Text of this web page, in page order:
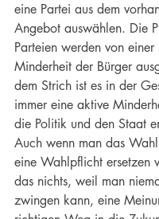
eine Partei aus dem
Angebot auswählen. Die
Parteien werden von einer
Minderheit der Bürger
dem Strich ist es in der
immer eine aktive
die Politik und den Staat
Auch wenn man das
eine Wahlpflicht ersetzen
das nichts, weil man
zwingen kann, eine